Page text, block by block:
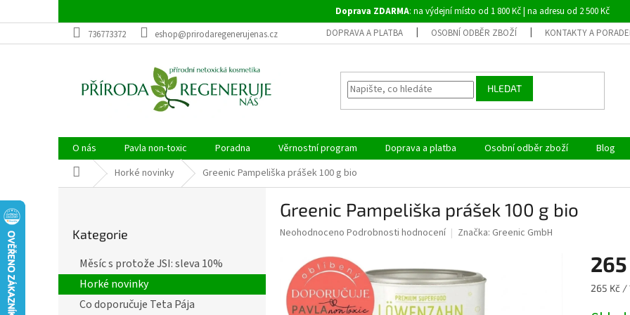
na
Doprava ZDARMA: na výdejní místo od 1 800 Kč | na adresu od 2 500 Kč
736773372
eshop@prirodaregenerujenas.cz DOPRAVA A PLATBA OSOBNÍ ODBĚR ZBOŽÍ KONTAKTY A
HLEDAT
O nás Pavla non-toxic Poradna Věrnostní program Doprava a platba Osobní odběr zboží Blog
Domů Horké novinky Greenic Pampeliška prášek 100 g bio
a
kategorie
Kategorie
Měsíc s protože JSI: sleva 10%
Horké novinky
Co doporučuje Teta Pája
Greenic Pampeliška prášek 100 g bio
Průměrné
produktu
0,0
Neohodnoceno Podrobnosti hodnocení Značka: Greenic GmbH
Měrná
265 Kč /